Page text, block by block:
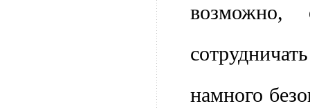
возможно,
намного